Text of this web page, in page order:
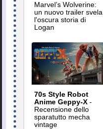
Marvel’s Wolverine:
un nuovo trailer svela
l'oscura storia di
Logan
70s Style Robot
Anime Geppy-X -
Recensione dello
sparatutto mecha
vintage